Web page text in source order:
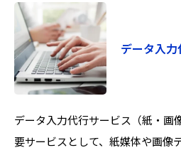
データ入力
データ入力代行サービス（紙・画
要サービスとして、紙媒体や画像